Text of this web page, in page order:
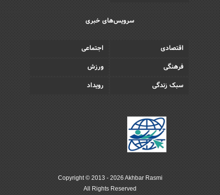
سرویس‌های خبری
اقتصادی
اجتماعی
فرهنگی
ورزش
سبک زندگی
رویداد
Copyright © 2013 - 2026 Akhbar Rasmi
All Rights Reserved